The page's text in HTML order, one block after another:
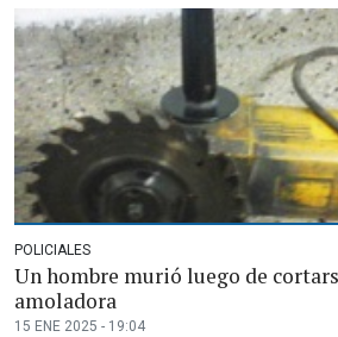
POLICIALES
Un hombre murió luego de
amoladora
15 ENE 2025 - 19:04